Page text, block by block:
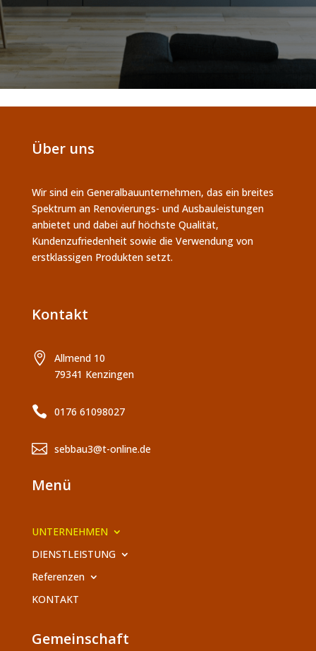
Über uns
Wir sind ein Generalbauunternehmen, das ein breites
Spektrum an Renovierungs- und Ausbauleistungen
anbietet und dabei auf höchste Qualität,
Kundenzufriedenheit sowie die Verwendung von
erstklassigen Produkten setzt.
Kontakt

Allmend 10
79341 Kenzingen
 0176 61098027
 sebbau3@t-online.de
Menü
UNTERNEHMEN
DIENSTLEISTUNG
Referenzen
KONTAKT
Gemeinschaft